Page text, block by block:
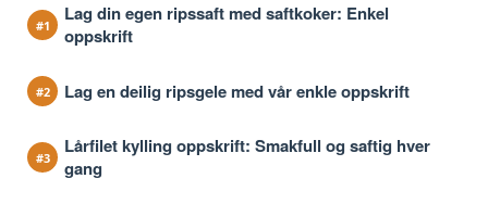
Lag din egen ripssaft med saftkoker: Enkel
oppskrift
Lag en deilig ripsgele med vår enkle oppskrift
Lårfilet kylling oppskrift: Smakfull og saftig hver
gang